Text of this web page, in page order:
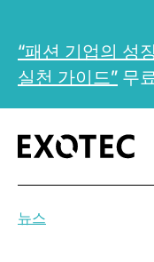
“패션 기업의 성
실천 가이드” 무
뉴스